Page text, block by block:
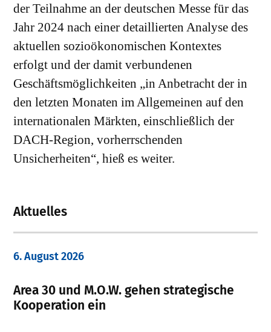
der Teilnahme an der deutschen Messe für das
Jahr 2024 nach einer detaillierten Analyse des
aktuellen sozioökonomischen Kontextes
erfolgt und der damit verbundenen
Geschäftsmöglichkeiten „in Anbetracht der in
den letzten Monaten im Allgemeinen auf den
internationalen Märkten, einschließlich der
DACH-Region, vorherrschenden
Unsicherheiten“, hieß es weiter.
Aktuelles
6. August 2026
Area 30 und M.O.W. gehen strategische
Kooperation ein